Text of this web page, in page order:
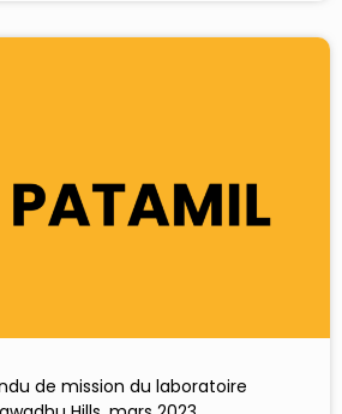
de mission du laboratoire